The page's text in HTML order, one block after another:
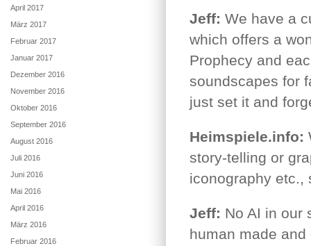
Jeff: We have a
which offers a
Prophecy and
soundscapes for
just set it and
Heimspiele.info:
story-telling or
iconography etc.,
Jeff: No AI in our
human made
April 2017
März 2017
Februar 2017
Januar 2017
Dezember 2016
November 2016
Oktober 2016
September 2016
August 2016
Juli 2016
Juni 2016
Mai 2016
April 2016
März 2016
Februar 2016